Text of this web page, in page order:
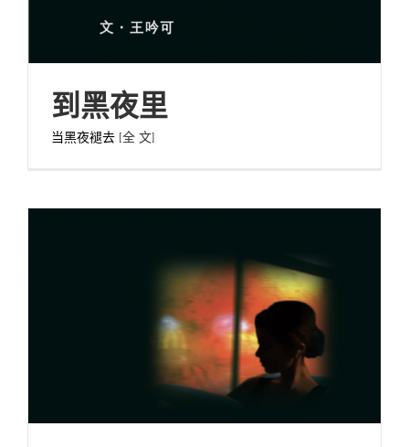
到黑夜里
当黑夜褪去 [全 文]